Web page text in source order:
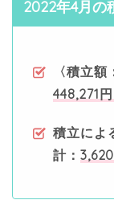
2022年4月の
〈積立額
448,271
積立によ
計：